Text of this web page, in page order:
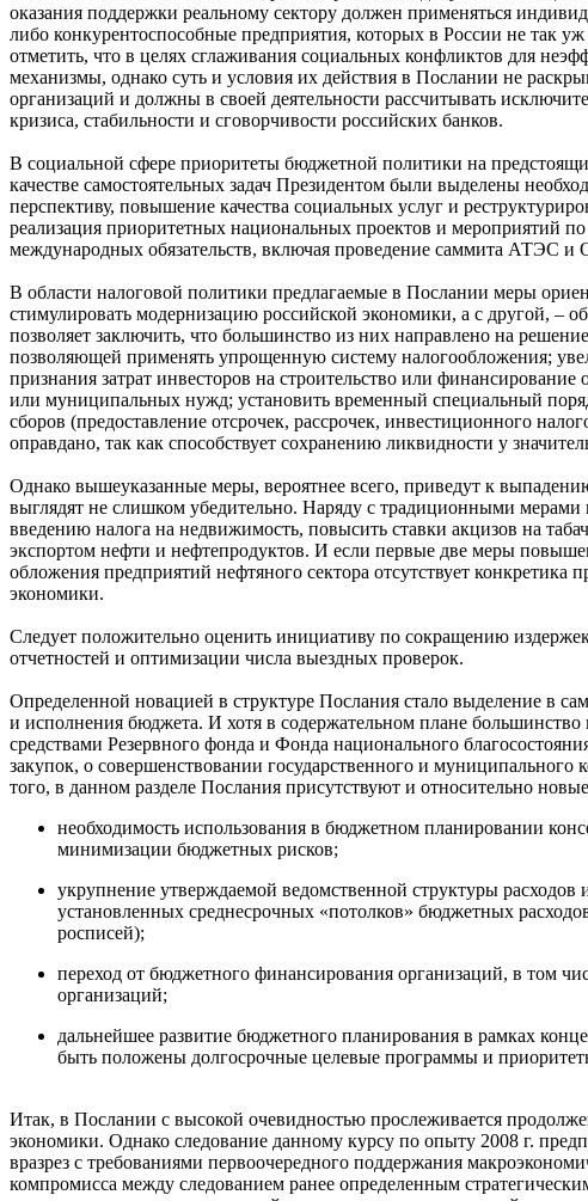
оказания поддержки реальному сектору должен применяться
либо конкурентоспособные предприятия, которых в России не так
отметить, что в целях сглаживания социальных конфликтов для
механизмы, однако суть и условия их действия в Послании не
организаций и должны в своей деятельности рассчитывать
кризиса, стабильности и сговорчивости российских банков.
В социальной сфере приоритеты бюджетной политики на
качестве самостоятельных задач Президентом были выделены
перспективу, повышение качества социальных услуг и
реализация приоритетных национальных проектов и мероприятий
международных обязательств, включая проведение саммита АТЭС
В области налоговой политики предлагаемые в Послании меры
стимулировать модернизацию российской экономики, а с другой, –
позволяет заключить, что большинство из них направлено на
позволяющей применять упрощенную систему налогообложения;
признания затрат инвесторов на строительство или
или муниципальных нужд; установить временный специальный
сборов (предоставление отсрочек, рассрочек, инвестиционного
оправдано, так как способствует сохранению ликвидности у
Однако вышеуказанные меры, вероятнее всего, приведут к
выглядят не слишком убедительно. Наряду с традиционными мерами
введению налога на недвижимость, повысить ставки акцизов на
экспортом нефти и нефтепродуктов. И если первые две меры
обложения предприятий нефтяного сектора отсутствует
экономики.
Следует положительно оценить инициативу по сокращению
отчетностей и оптимизации числа выездных проверок.
Определенной новацией в структуре Послания стало выделение в
и исполнения бюджета. И хотя в содержательном плане
средствами Резервного фонда и Фонда национального
закупок, о совершенствовании государственного и муниципального
того, в данном разделе Послания присутствуют и относительно
необходимость использования в бюджетном планировании
минимизации бюджетных рисков;
укрупнение утверждаемой ведомственной структуры
установленных среднесрочных «потолков» бюджетных
росписей);
переход от бюджетного финансирования организаций, в том
организаций;
дальнейшее развитие бюджетного планирования в рамках
быть положены долгосрочные целевые программы и
Итак, в Послании с высокой очевидностью прослеживается
экономики. Однако следование данному курсу по опыту 2008 г.
вразрез с требованиями первоочередного поддержания
компромисса между следованием ранее определенным